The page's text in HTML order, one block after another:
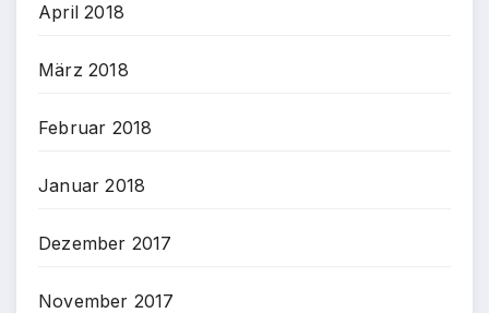
April 2018
März 2018
Februar 2018
Januar 2018
Dezember 2017
November 2017